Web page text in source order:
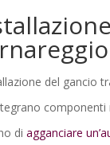
del gancio
di agganciare